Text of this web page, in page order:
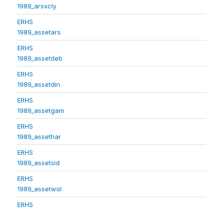
1989_arsxcly
ERHS
1989_assetars
ERHS
1989_assetdeb
ERHS
1989_assetdin
ERHS
1989_assetgam
ERHS
1989_assethar
ERHS
1989_assetsid
ERHS
1989_assetwol
ERHS